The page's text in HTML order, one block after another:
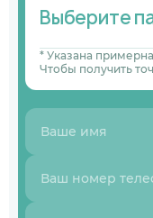
Выберите
* Указана
Чтобы получить